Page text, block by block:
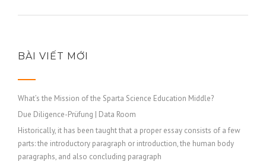
BÀI VIẾT MỚI
What’s the Mission of the Sparta Science Education Middle?
Due Diligence-Prüfung | Data Room
Historically, it has been taught that a proper essay consists of a few
parts: the introductory paragraph or introduction, the human body
paragraphs, and also concluding paragraph